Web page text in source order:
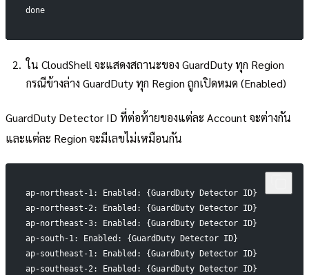
done
ใน CloudShell จะแสดงสถานะของ GuardDuty ทุก Region
กรณีข้างล่าง GuardDuty ทุก Region ถูกเปิดหมด (Enabled)
GuardDuty Detector ID ที่ต่อท้ายของแต่ละ Account จะต่างกัน
และแต่ละ Region จะมีเลขไม่เหมือนกัน
ap-northeast-1: Enabled: {GuardDuty Detector ID}
ap-northeast-2: Enabled: {GuardDuty Detector ID}
ap-northeast-3: Enabled: {GuardDuty Detector ID}
ap-south-1: Enabled: {GuardDuty Detector ID}
ap-southeast-1: Enabled: {GuardDuty Detector ID}
ap-southeast-2: Enabled: {GuardDuty Detector ID}